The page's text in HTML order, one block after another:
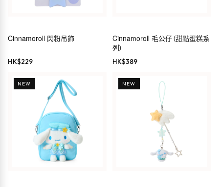
Cinnamoroll 閃粉吊飾
HK$229
Cinnamoroll 毛公仔（甜點蛋糕系
列）
HK$389
NEW NEW